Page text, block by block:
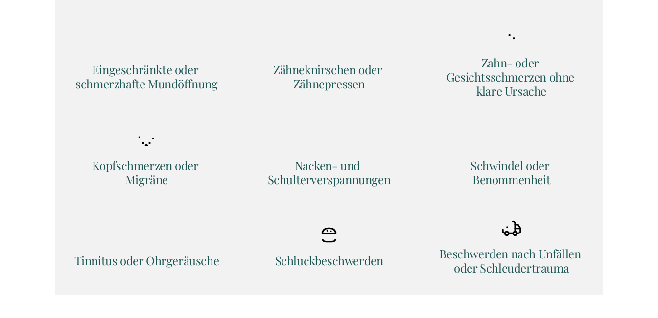
Eingeschränkte oder
schmerzhafte Mundöffnung
Zähneknirschen oder
Zähnepressen
Zahn- oder
Gesichtsschmerzen ohne
klare Ursache
Kopfschmerzen oder
Migräne
Nacken- und
Schulterverspannungen
Schwindel oder
Benommenheit
Tinnitus oder Ohrgeräusche Schluckbeschwerden
Beschwerden nach Unfällen
oder Schleudertrauma